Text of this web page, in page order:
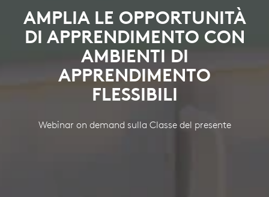
AMPLIA LE OPPORTUNITÀ
DI APPRENDIMENTO CON
AMBIENTI DI
APPRENDIMENTO
FLESSIBILI
Webinar on demand sulla Classe del presente